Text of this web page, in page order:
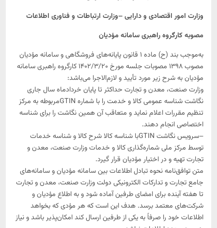
نرم‌افزار قوانین و مقررات مالیاتی (درسام)
گروه بندی هوشمند مشاغل
شبیه ساز رسیدگی سیستمی 1403
سامانه مودیان**
دریافت شناسه کالا و خدمات مودیان
بررسی خروجی کارپوشه
تولید کلید عمومی، خصوصی و CSR
ابزار فراخوان سامانه مودیان
محاسبه آنلاین فروش در ارزش افزوده
تولیدکلیدها از از توکن و csr
تجمیع صورتحساب کارپوشه
استاندارد سازی اکسل صادرات
مشاوره جهت بررسی اسناد و مدارک و آموزش کارکنان
مشاوره تلفنی
وزارت امور اقتصادی و دارایی –وزارت ارتباطات و فناوری اطلاعات
مصوبه کارگروه راهبری سامانه مؤدیان
به‌موجب بند (ح) ماده 1 قانون پایانه‌های فروشگاهی و سامانه مؤدیان
مصوب 1398 مصوبات جلسه مورخ 1402/3/20 کارگروه راهبری سامانه
مؤدیان به شرح زیر مورد تأیید و لازم‌الاجرا می‌باشد:
وزارت صنعت، معدن و تجارت حداکثر تا پایان خردادماه سال جاری
نگاشت شناسه عمومی کالا و خدمت را با شماره GTINمربوطه به مرکز
تنظیم مقررات اعلام نماید و متعاقب آن همین نگاشت را برای شناسه
اختصاصی انجام دهند.
–سرویس نگاشت GTINبا شناسه کالا شرح کالا و شناسه خدمات
توسط مرکز ملی شماره‌گذاری کالا و خدمات وزارت صنعت، معدن و
تجارت تهیه و در اختیار مؤدیان قرار گیرد.
متن توافق‌نامه نحوه تبادل اطلاعات بین سامانه مؤدیان و سامانه‌های
جامع تجارت و تدارکات الکترونیکی دولت وزارت صنعت، معدن و تجارت
تا هفته آینده برای امضای طرفین آماده شود و به اطلاع مؤدیان و
شرکت‌های معتمد برسد. هدف این است که هر مؤدی که بخواهد
اطلاعات خود را صرفاً به یکی از طرفین ارسال کند امکان‌پذیر باشد و نیاز